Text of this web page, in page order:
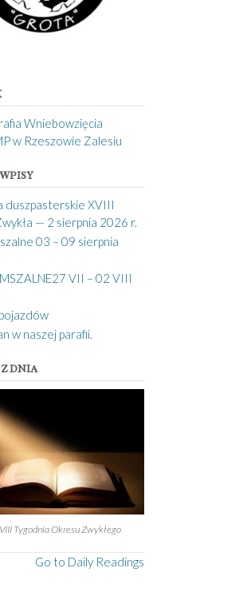
Wniebowzięcia
w Rzeszowie Zalesiu
duszpasterskie XVIII
— 2 sierpnia 2026 r.
03 – 09 sierpnia
VII – 02 VIII
w naszej parafii.
DNIA
Tygodnia Okresu Zwykłego
Go to Daily Readings